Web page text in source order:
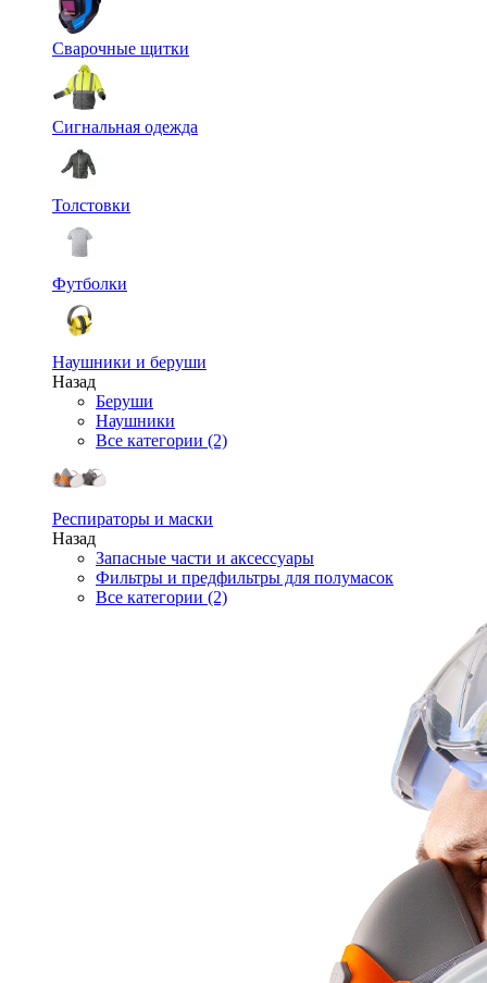
Сварочные щитки
Сигнальная одежда
Толстовки
Футболки
Наушники и беруши
Назад
Беруши
Наушники
Все категории (2)
Респираторы и маски
Назад
Запасные части и аксессуары
Фильтры и предфильтры для полумасок
Все категории (2)